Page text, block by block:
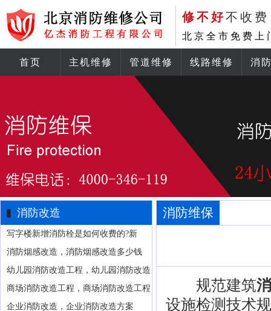
修不好不收费
北京全市免费上
首页 主机维修 管道维修 线路维修 消
消防改造
写字楼新增消防栓是如何收费的?新
消防烟感改造，消防烟感改造多少钱
幼儿园消防改造工程，幼儿园消防改造
商场消防改造工程，商场消防改造工程
企业消防改造，企业消防改造方案
消防维保
规范建筑
设施检测技术